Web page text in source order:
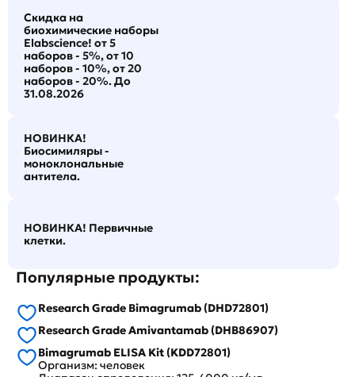
Скидка на
биохимические наборы
Elabscience! от 5
наборов - 5%, от 10
наборов - 10%, от 20
наборов - 20%. До
31.08.2026
НОВИНКА!
Биосимиляры -
моноклональные
антитела.
НОВИНКА! Первичные
клетки.
Популярные продукты:
Research Grade Bimagrumab (DHD72801)
Research Grade Amivantamab (DHB86907)
Bimagrumab ELISA Kit (KDD72801)
Организм: человек